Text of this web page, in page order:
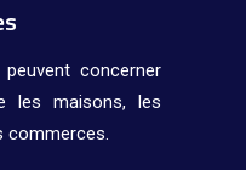
concerner
les maisons, les
commerces.